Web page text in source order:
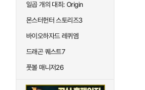
일곱 개의 대죄: Origin
몬스터헌터 스토리즈3
바이오하자드 레퀴엠
드래곤 퀘스트7
풋볼 매니저26